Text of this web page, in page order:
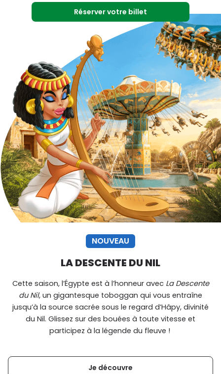
Réserver votre billet
NOUVEAU
LA DESCENTE DU NIL
Cette saison, l’Égypte est à l’honneur avec La Descente
du Nil, un gigantesque toboggan qui vous entraîne
jusqu’à la source sacrée sous le regard d’Hâpy, divinité
du Nil. Glissez sur des bouées à toute vitesse et
participez à la légende du fleuve !
Je découvre